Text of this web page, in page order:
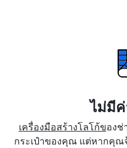
ไม่มีค่
เครื่องมือสร้างโลโก้ของช่
กระเป๋าของคุณ แต่หากคุณ